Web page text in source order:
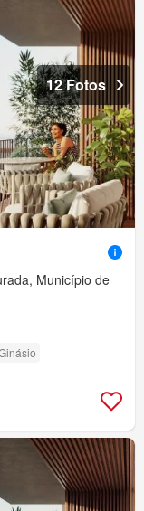
12 Fotos
Município de